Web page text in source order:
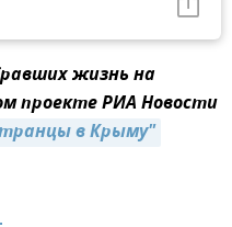
жизнь на
проекте РИА Новости
в Крыму"